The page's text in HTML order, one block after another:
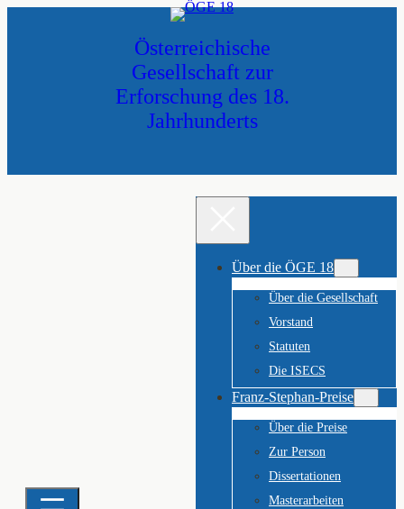
Österreichische
Gesellschaft zur
Erforschung des 18.
Jahrhunderts
Über die ÖGE 18
Über die Gesellschaft
Vorstand
Statuten
Die ISECS
Franz-Stephan-Preise
Über die Preise
Zur Person
Dissertationen
Masterarbeiten